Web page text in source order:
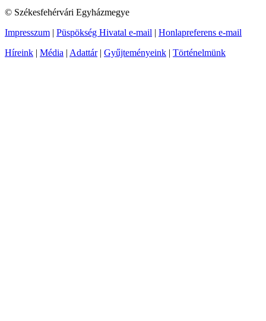
© Székesfehérvári Egyházmegye
Impresszum | Püspökség Hivatal e-mail | Honlapreferens e-mail
Híreink | Média | Adattár| Gyűjteményeink | Történelmünk